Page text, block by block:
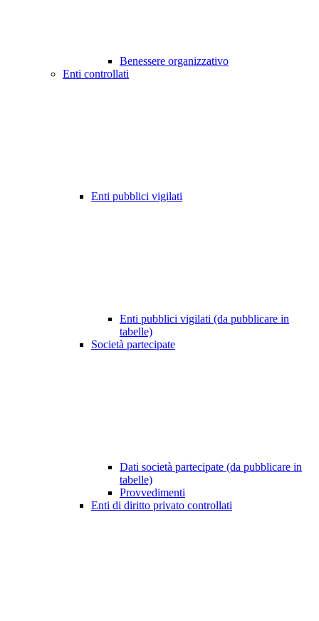
Benessere organizzativo
Enti controllati
Enti pubblici vigilati
Enti pubblici vigilati (da pubblicare in
tabelle)
Società partecipate
Dati società partecipate (da pubblicare in
tabelle)
Provvedimenti
Enti di diritto privato controllati